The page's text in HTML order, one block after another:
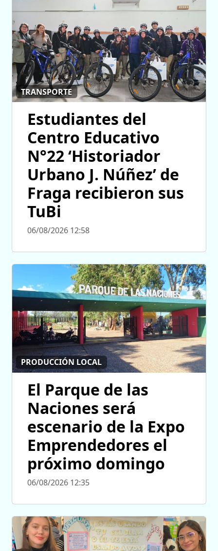
TRANSPORTE
Estudiantes del
Centro Educativo
N°22 ‘Historiador
Urbano J. Núñez’ de
Fraga recibieron sus
TuBi
06/08/2026 12:58
PRODUCCIÓN LOCAL
El Parque de las
Naciones será
escenario de la Expo
Emprendedores el
próximo domingo
06/08/2026 12:35